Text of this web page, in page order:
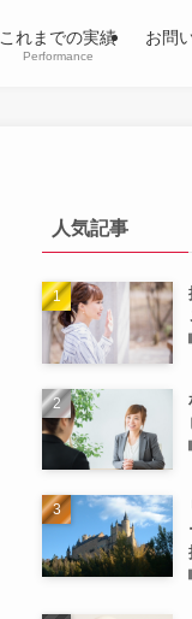
これまでの実績
Performance
お問
人気記事